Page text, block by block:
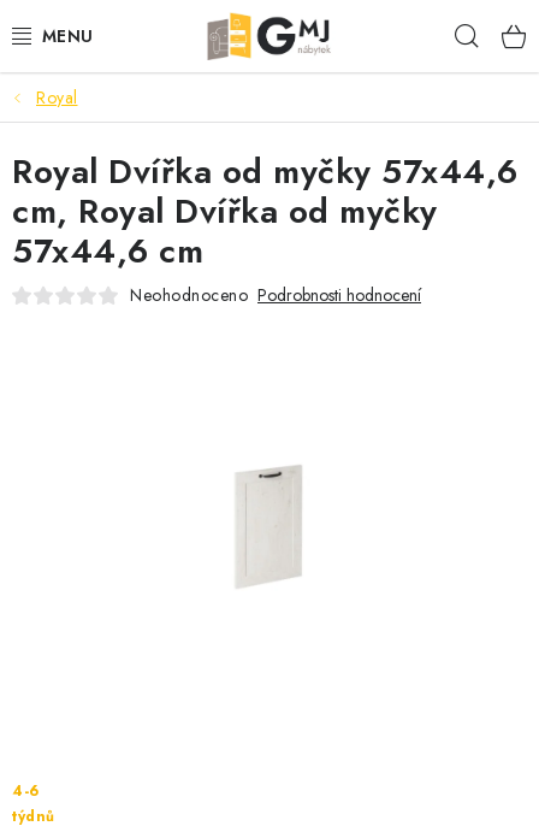
na
SEDACÍ SOUPRAVY
OBÝVACÍ POKOJ
LOŽNICE
KUCHYNĚ
Royal
4-6
týdnů
Royal Dvířka od myčky 57x44,6
cm, Royal Dvířka od myčky
57x44,6 cm
Neohodnoceno Podrobnosti hodnocení